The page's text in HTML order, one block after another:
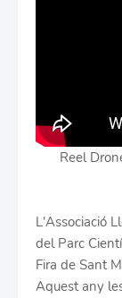
Reel
L'Associació
del Parc
Fira de Sant
Aquest any